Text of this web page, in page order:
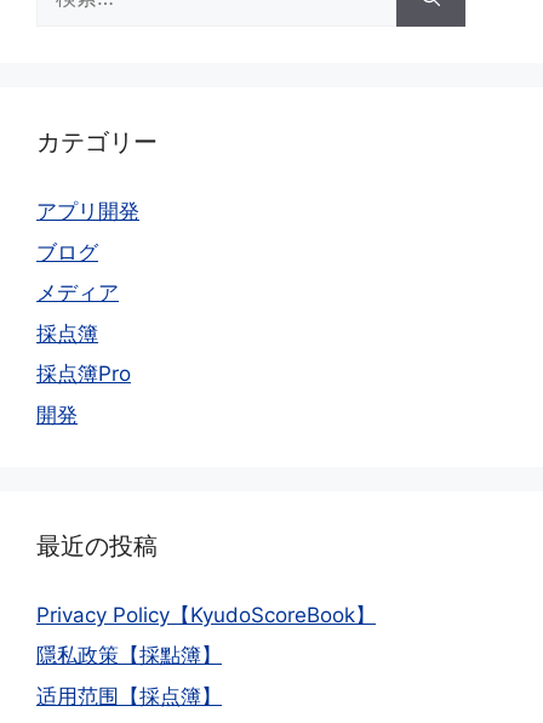
索:
カテゴリー
アプリ開発
ブログ
メディア
採点簿
採点簿Pro
開発
最近の投稿
Privacy Policy【KyudoScoreBook】
隱私政策【採點簿】
适用范围【採点簿】